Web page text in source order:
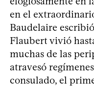
en el
Baudelaire
Flaubert vivió
muchas de las
atravesó
consulado, el